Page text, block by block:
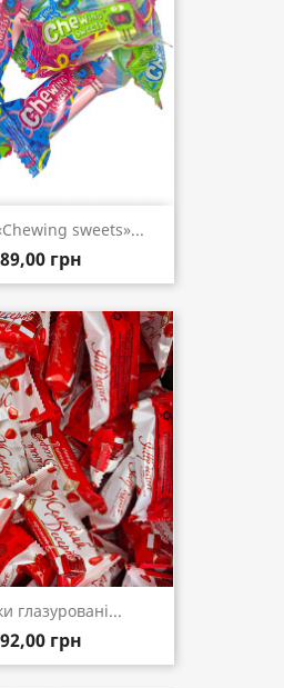
sweets»...
грн
глазуровані...
грн